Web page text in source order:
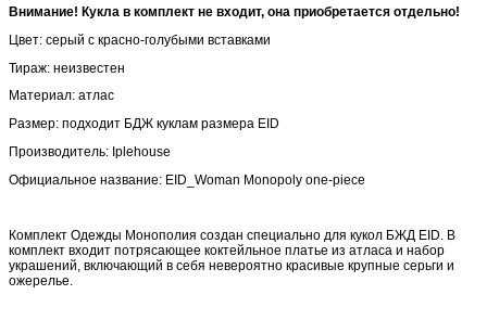
Внимание! Кукла в комплект не входит, она приобретается отдельно!
Цвет: серый с красно-голубыми вставками
Тираж: неизвестен
Материал: атлас
Размер: подходит БДЖ куклам размера EID
Производитель: Iplehouse
Официальное название: EID_Woman Monopoly one-piece
Комплект Одежды Монополия создан специально для кукол БЖД EID. В
комплект входит потрясающее коктейльное платье из атласа и набор
украшений, включающий в себя невероятно красивые крупные серьги и
ожерелье.